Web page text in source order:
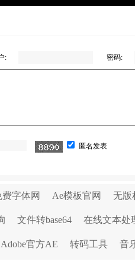
: 密码:
匿名发表
费字体网 Ae模板官网 无版
文件转base64 在线文本处
Adobe官方AE 转码工具 音